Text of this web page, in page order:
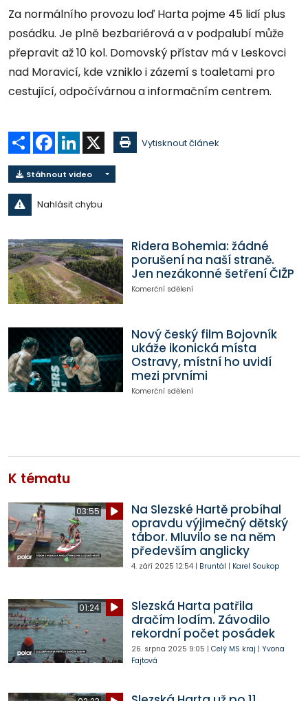
Za normálního provozu loď Harta pojme 45 lidí plus
posádku. Je plně bezbariérová a v podpalubí může
přepravit až 10 kol. Domovský přístav má v Leskovci
nad Moravicí, kde vzniklo i zázemí s toaletami pro
cestující, odpočívárnou a informačním centrem.
Sdílet Facebook
LinkedIn Vytisknout článek
Stáhnout video
Nahlásit chybu
Ridera Bohemia: žádné
porušení na naší straně.
Jen nezákonné šetření ČIŽP
Komerční sdělení
Nový český film Bojovník
ukáže ikonická místa
Ostravy, místní ho uvidí
mezi prvními
Komerční sdělení
K tématu
03:55
Na Slezské Hartě probíhal
opravdu výjimečný dětský
tábor. Mluvilo se na něm
především anglicky
4. září 2025 12:54| Bruntál | Karel Soukop
01:24
Slezská Harta patřila
dračím lodím. Závodilo
rekordní počet posádek
26. srpna 2025 9:05 | Celý MS kraj | Yvona
Fajtová